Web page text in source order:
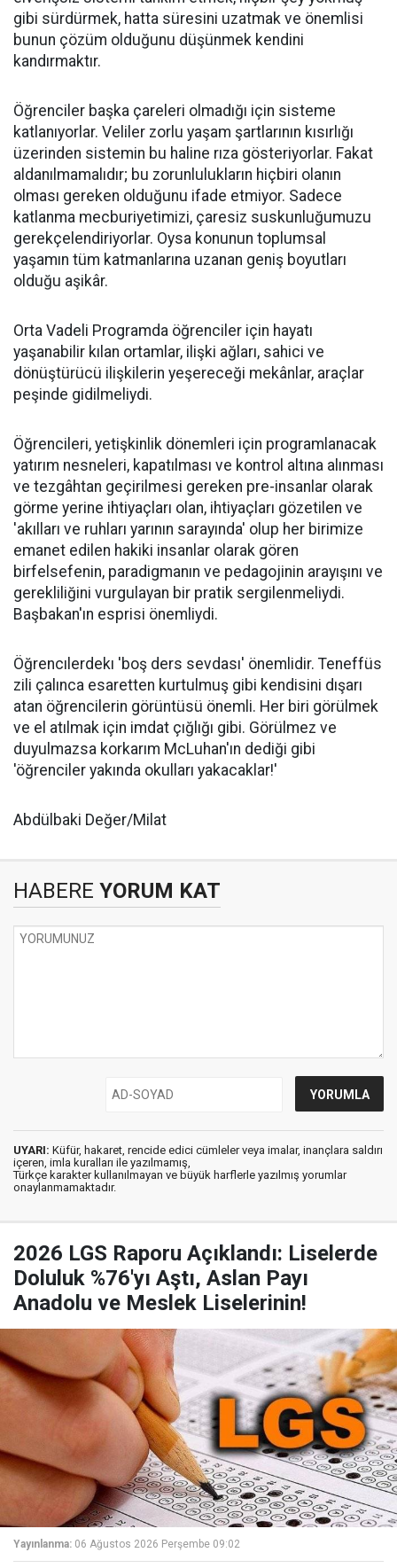
gibi sürdürmek, hatta süresini uzatmak ve önemlisi
bunun çözüm olduğunu düşünmek kendini
kandırmaktır.
Öğrenciler başka çareleri olmadığı için sisteme
katlanıyorlar. Veliler zorlu yaşam şartlarının kısırlığı
üzerinden sistemin bu haline rıza gösteriyorlar. Fakat
aldanılmamalıdır; bu zorunlulukların hiçbiri olanın
olması gereken olduğunu ifade etmiyor. Sadece
katlanma mecburiyetimizi, çaresiz suskunluğumuzu
gerekçelendiriyorlar. Oysa konunun toplumsal
yaşamın tüm katmanlarına uzanan geniş boyutları
olduğu aşikâr.
Orta Vadeli Programda öğrenciler için hayatı
yaşanabilir kılan ortamlar, ilişki ağları, sahici ve
dönüştürücü ilişkilerin yeşereceği mekânlar, araçlar
peşinde gidilmeliydi.
Öğrencileri, yetişkinlik dönemleri için programlanacak
yatırım nesneleri, kapatılması ve kontrol altına alınması
ve tezgâhtan geçirilmesi gereken pre-insanlar olarak
görme yerine ihtiyaçları olan, ihtiyaçları gözetilen ve
'akılları ve ruhları yarının sarayında' olup her birimize
emanet edilen hakiki insanlar olarak gören
birfelsefenin, paradigmanın ve pedagojinin arayışını ve
gerekliliğini vurgulayan bir pratik sergilenmeliydi.
Başbakan'ın esprisi önemliydi.
Öğrencılerdekı 'boş ders sevdası' önemlidir. Teneffüs
zili çalınca esaretten kurtulmuş gibi kendisini dışarı
atan öğrencilerin görüntüsü önemli. Her biri görülmek
ve el atılmak için imdat çığlığı gibi. Görülmez ve
duyulmazsa korkarım McLuhan'ın dediği gibi
'öğrenciler yakında okulları yakacaklar!'
Abdülbaki Değer/Milat
HABERE YORUM KAT
UYARI: Küfür, hakaret, rencide edici cümleler veya imalar, inançlara saldırı
içeren, imla kuralları ile yazılmamış,
Türkçe karakter kullanılmayan ve büyük harflerle yazılmış yorumlar
onaylanmamaktadır.
2026 LGS Raporu Açıklandı: Liselerde
Doluluk %76'yı Aştı, Aslan Payı
Anadolu ve Meslek Liselerinin!
Yayınlanma: 06 Ağustos 2026 Perşembe 09:02